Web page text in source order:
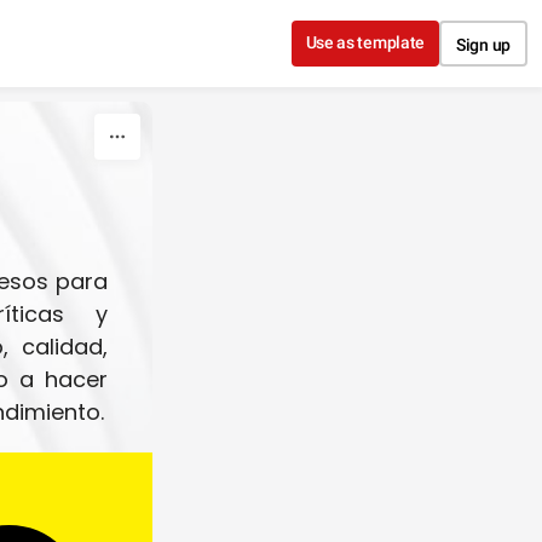
Use as template Sign up
para
y
calidad,
a hacer